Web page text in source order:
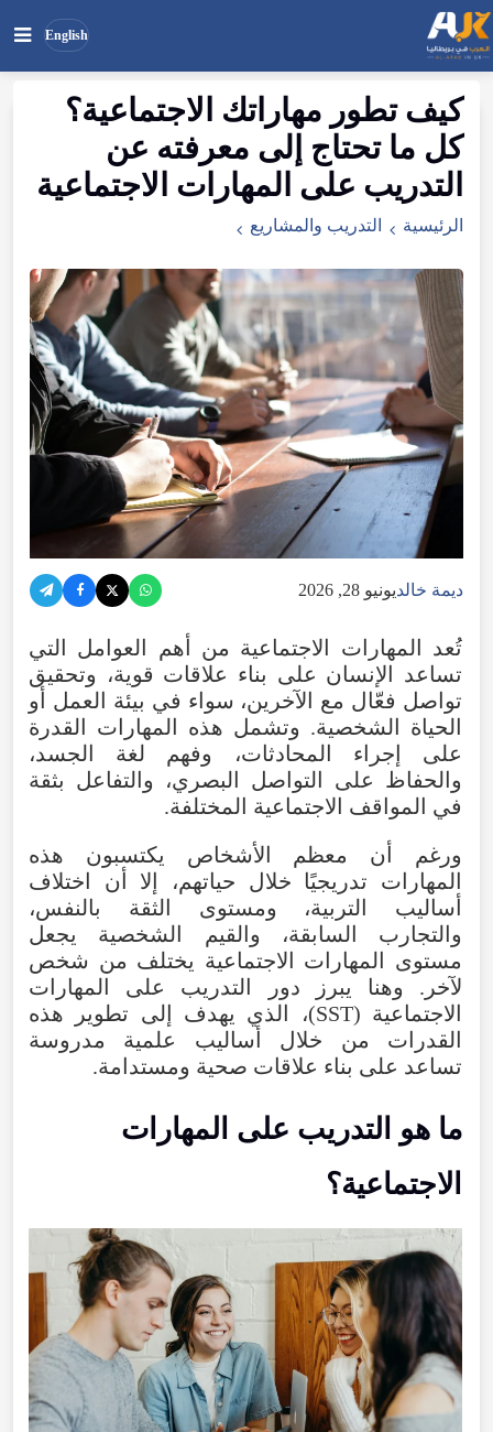
English
ابحث
في
الموقع
بحث كيف تطور مهاراتك الاجتماعية؟
كل ما تحتاج إلى معرفته عن
التدريب على المهارات الاجتماعية
الرئيسية التدريب والمشاريع
ديمة خالديونيو 28, 2026
تُعد المهارات الاجتماعية من أهم العوامل التي
تساعد الإنسان على بناء علاقات قوية، وتحقيق
تواصل فعّال مع الآخرين، سواء في بيئة العمل أو
الحياة الشخصية. وتشمل هذه المهارات القدرة
على
إجراء المحادثات، وفهم لغة الجسد،
والحفاظ على التواصل البصري، والتفاعل بثقة
في المواقف الاجتماعية المختلفة.
ورغم
أن معظم الأشخاص يكتسبون
هذه
المهارات تدريجيًا خلال حياتهم، إلا أن
اختلاف
أساليب
التربية، ومستوى الثقة بالنفس،
والتجارب
السابقة، والقيم الشخصية
يجعل
مستوى المهارات الاجتماعية يختلف من شخص
لآخر . وهنا يبرز دور التدريب على
المهارات
الاجتماعية (
SST)، الذي يهدف إلى تطوير
هذه
القدرات
من خلال أساليب علمية
مدروسة
تساعد على بناء علاقات صحية ومستدامة.
ما هو التدريب على المهارات
الاجتماعية؟